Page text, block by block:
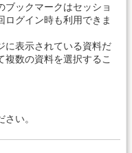
ブックマークはセッショ
ログイン時も利用できま
に表示されている資料だ
複数の資料を選択するこ
い。